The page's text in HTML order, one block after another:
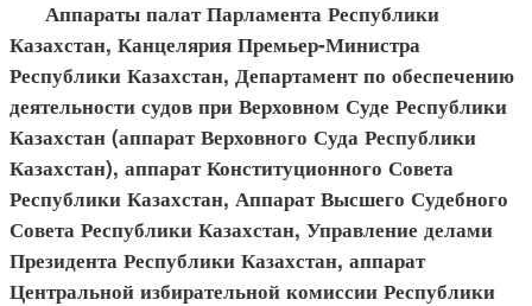
Аппараты палат Парламента Республики
Казахстан, Канцелярия Премьер-Министра
Республики Казахстан, Департамент по обеспечению
деятельности судов при Верховном Суде Республики
Казахстан (аппарат Верховного Суда Республики
Казахстан), аппарат Конституционного Совета
Республики Казахстан, Аппарат Высшего Судебного
Совета Республики Казахстан, Управление делами
Президента Республики Казахстан, аппарат
Центральной избирательной комиссии Республики